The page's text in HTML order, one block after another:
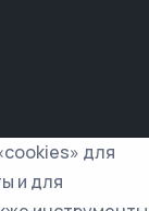
для
и для